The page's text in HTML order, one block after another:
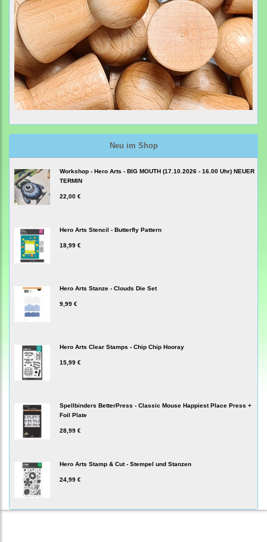
Neu im Shop
Workshop - Hero Arts - BIG MOUTH (17.10.2026 - 16.00 Uhr) NEUER
TERMIN
22,00 €
Hero Arts Stencil - Butterfly Pattern
18,99 €
Hero Arts Stanze - Clouds Die Set
9,99 €
Hero Arts Clear Stamps - Chip Chip Hooray
15,99 €
Spellbinders BetterPress - Classic Mouse Happiest Place Press +
Foil Plate
28,99 €
Hero Arts Stamp & Cut - Stempel und Stanzen
24,99 €